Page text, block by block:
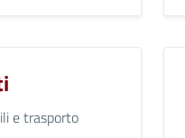
e trasporto